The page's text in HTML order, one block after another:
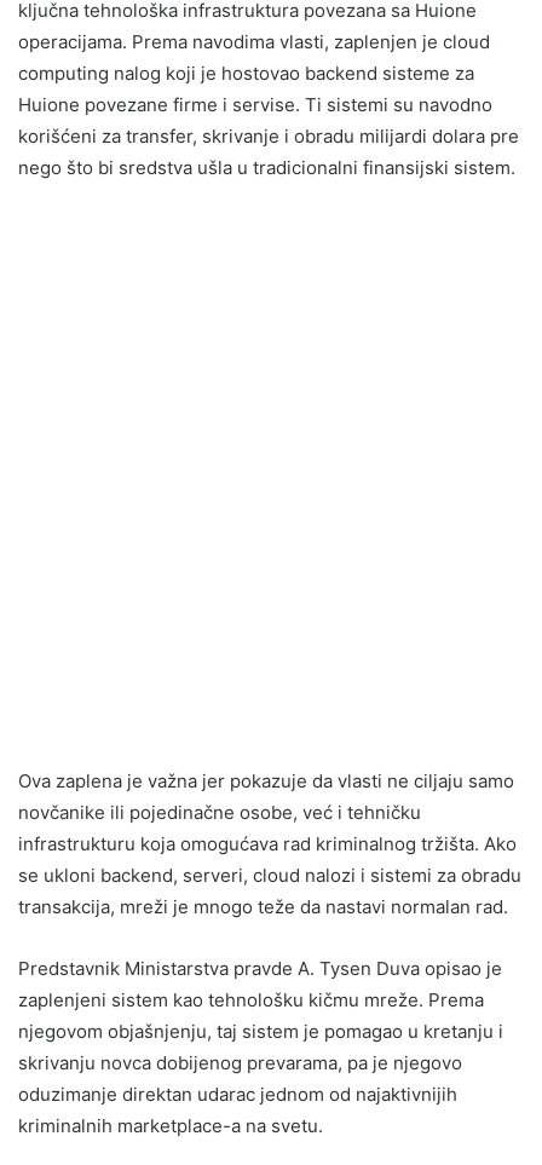
ključna tehnološka infrastruktura povezana sa Huione
operacijama. Prema navodima vlasti, zaplenjen je cloud
computing nalog koji je hostovao backend sisteme za
Huione povezane firme i servise. Ti sistemi su navodno
korišćeni za transfer, skrivanje i obradu milijardi dolara pre
nego što bi sredstva ušla u tradicionalni finansijski sistem.
Ova zaplena je važna jer pokazuje da vlasti ne ciljaju samo
novčanike ili pojedinačne osobe, već i tehničku
infrastrukturu koja omogućava rad kriminalnog tržišta. Ako
se ukloni backend, serveri, cloud nalozi i sistemi za obradu
transakcija, mreži je mnogo teže da nastavi normalan rad.
Predstavnik Ministarstva pravde A. Tysen Duva opisao je
zaplenjeni sistem kao tehnološku kičmu mreže. Prema
njegovom objašnjenju, taj sistem je pomagao u kretanju i
skrivanju novca dobijenog prevarama, pa je njegovo
oduzimanje direktan udarac jednom od najaktivnijih
kriminalnih marketplace-a na svetu.